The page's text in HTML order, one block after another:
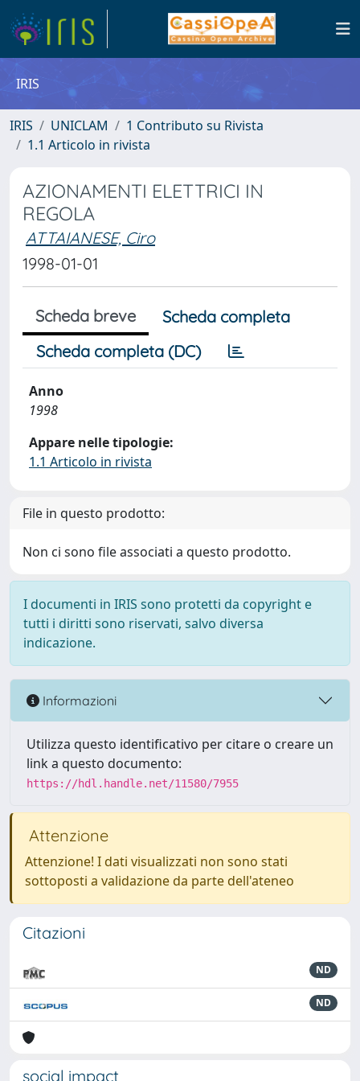
IRIS
IRIS UNICLAM
1 Contributo su Rivista
1.1 Articolo in rivista
AZIONAMENTI ELETTRICI IN
REGOLA
ATTAIANESE, Ciro
1998-01-01
Scheda breve
Scheda completa
Scheda completa (DC)
Anno
1998
Appare nelle tipologie:
1.1 Articolo in rivista
File in questo prodotto:
Non ci sono file associati a questo prodotto.
I documenti in IRIS sono protetti da copyright e
tutti i diritti sono riservati, salvo diversa
indicazione.
Informazioni
Utilizza questo identificativo per citare o creare un
link a questo documento:
https://hdl.handle.net/11580/7955
Attenzione
Attenzione! I dati visualizzati non sono stati
sottoposti a validazione da parte dell'ateneo
Citazioni
ND
ND
social impact